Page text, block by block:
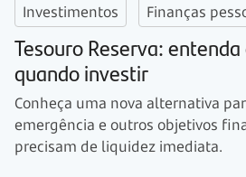
Investimentos Finanças
Tesouro Reserva:
quando investir
Conheça uma nova alternativa
emergência e outros objetivos
precisam de liquidez imediata.